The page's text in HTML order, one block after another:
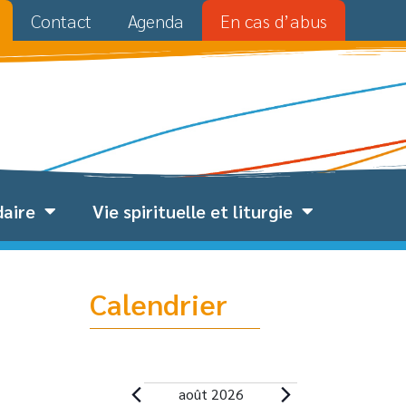
Contact Agenda En cas d’abus
Vie spirituelle et liturgie
Calendrier
août 2026